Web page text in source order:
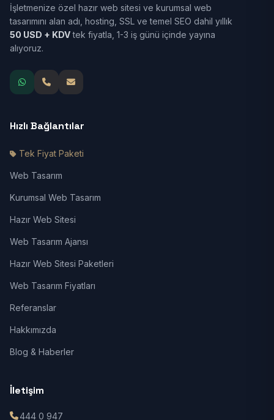
İşletmenize özel hazır web sitesi ve kurumsal web
tasarımını alan adı, hosting, SSL ve temel SEO dahil yıllık
50 USD + KDVtek fiyatla, 1-3 iş günü içinde yayına
alıyoruz.
Hızlı Bağlantılar
Tek Fiyat Paketi
Web Tasarım
Kurumsal Web Tasarım
Hazır Web Sitesi
Web Tasarım Ajansı
Hazır Web Sitesi Paketleri
Web Tasarım Fiyatları
Referanslar
Hakkımızda
Blog & Haberler
İletişim
444 0 947